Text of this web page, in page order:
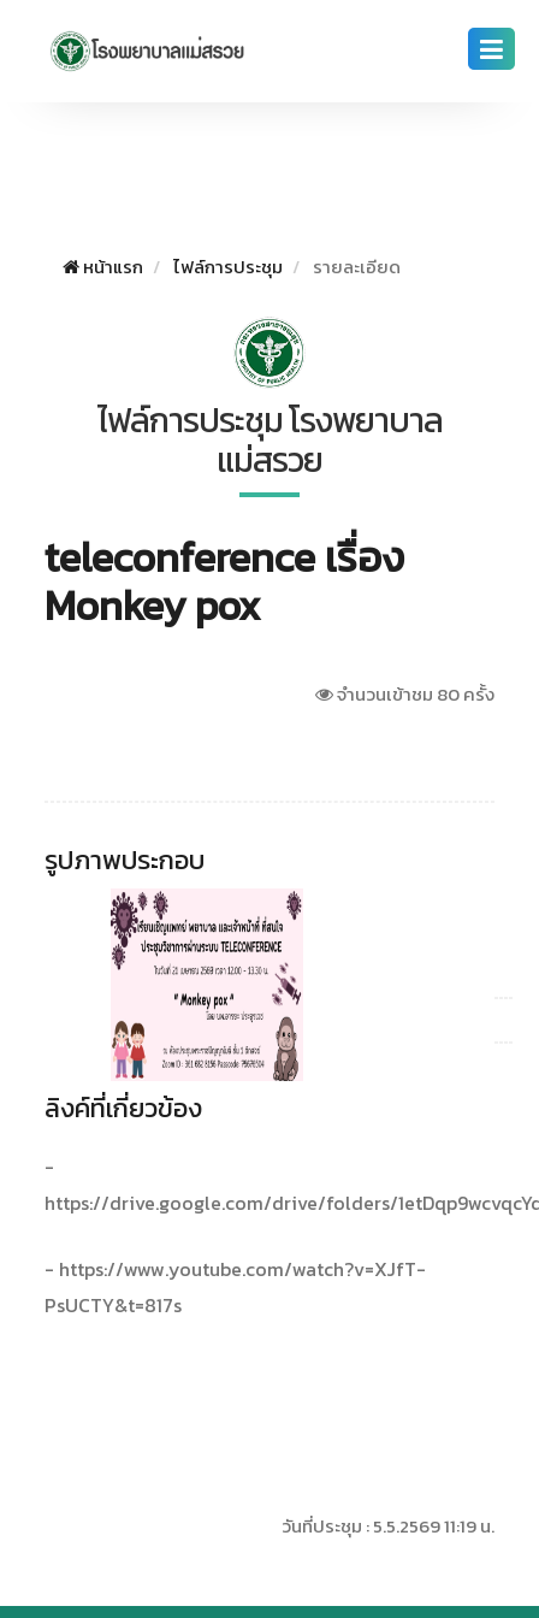
หน้าแรก ไฟล์การประชุม รายละเอียด
ไฟล์การประชุม โรงพยาบาล
แม่สรวย
teleconference เรื่อง
Monkey pox
จำนวนเข้าชม 80 ครั้ง
รูปภาพประกอบ
ลิงค์ที่เกี่ยวข้อง
-
https://drive.google.com/drive/folders/
- https://www.youtube.com/watch?v=XJfT-
PsUCTY&t=817s
วันที่ประชุม : 5.5.2569 11:19 น.